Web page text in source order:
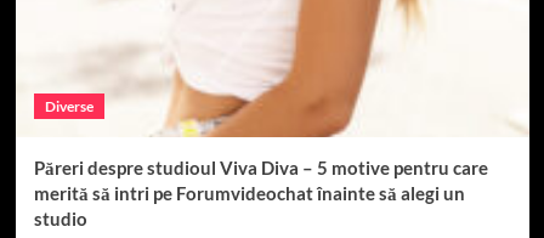
Diverse
Păreri despre studioul Viva Diva – 5 motive pentru care
merită să intri pe Forumvideochat înainte să alegi un
studio